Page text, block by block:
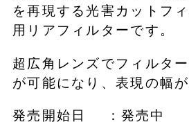
を再現する光害カットフ
用リアフィルターです。
超広角レンズでフィルタ
が可能になり、表現の幅
発売開始日 ：発売中